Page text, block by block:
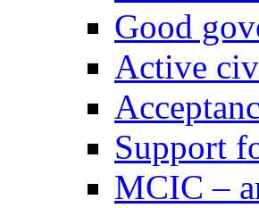
Good
Active
Support
MCIC –